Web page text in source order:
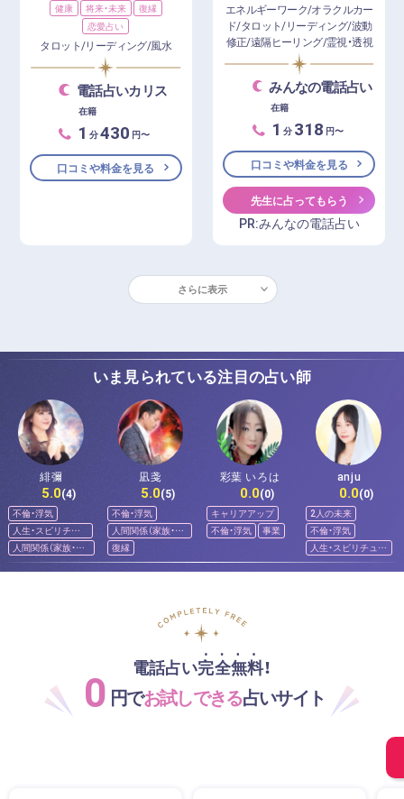
健康
将来・未来
復縁
恋愛占い
タロット/リーディング/風水
電話占いカリス
在籍
1 分430 円〜
口コミや料金を見る
エネルギーワーク/オラクルカー
ド/タロット/リーディング/波動
修正/遠隔ヒーリング/霊視・透視
みんなの電話占い
在籍
1 分 318 円〜
口コミや料金を見る
先生に占ってもらう
PR:みんなの電話占い
さらに表示
いま見られている注目の占い師
緋彌
5.0(4)
不倫・浮気
人生・スピリチュ
アル
人間関係（家族・友
人）
凪戔
5.0(5)
不倫・浮気
人間関係（家族・友
人）
復縁
彩葉 いろは
0.0(0)
キャリアアップ
不倫・浮気
事業
anju
0.0(0)
2人の未来
不倫・浮気
人生・スピリチュア
ル
電話占い完全無料！
0 円でお試しできる占いサイト